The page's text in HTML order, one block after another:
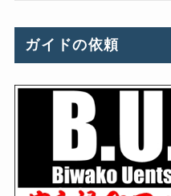
ガイドの依頼